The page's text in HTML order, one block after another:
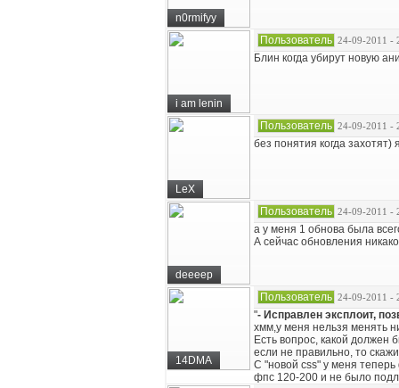
n0rmifyy
i am lenin
Пользователь 24-09-2011 -
Блин когда убирут новую
LeX
Пользователь 24-09-2011 -
без понятия когда
deeeep
Пользователь 24-09-2011 -
а у меня 1 обнова была
А сейчас обновления
14DMA
Пользователь 24-09-2011 -
"- Исправлен эксплоит,
хмм,у меня нельзя менять
Есть вопрос, какой должен
если не правильно, то
С "новой css" у меня
фпс 120-200 и не было